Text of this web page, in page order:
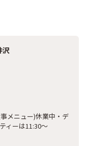
沢
メニュー)休業中・デ
ィーは11:30～